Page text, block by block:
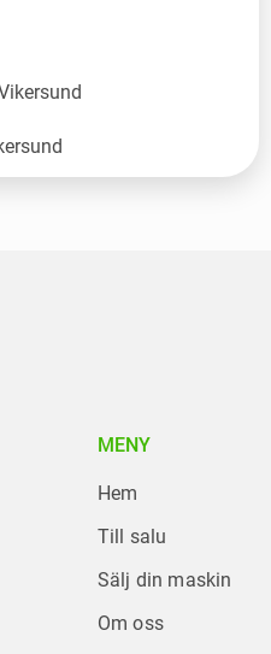
MENY
Hem
Till salu
Sälj din maskin
Om oss